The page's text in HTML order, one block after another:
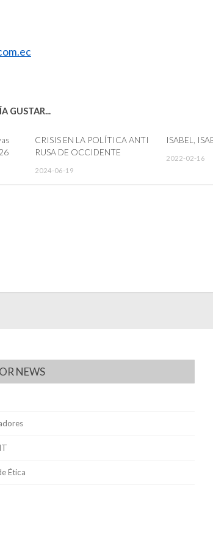
GUSTAR...
CRISIS EN LA POLÍTICA ANTI
RUSA DE OCCIDENTE
2024-06-19
ISABEL,
2022-02-16
NEWS
Ética